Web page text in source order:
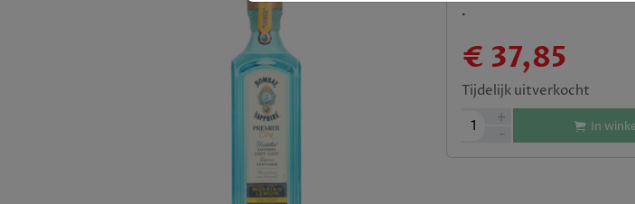
.
€ 37,85
Tijdelijk uitverkocht
1
+
-
In